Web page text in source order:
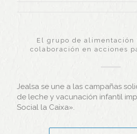
El grupo de alimentación
colaboración en acciones
Jealsa se une a las campañas
de leche y vacunación infantil
Social la Caixa».